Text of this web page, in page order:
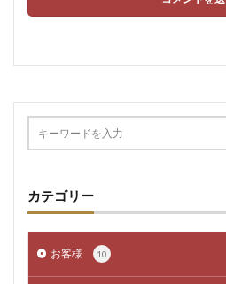
カテゴリー
お客様 10